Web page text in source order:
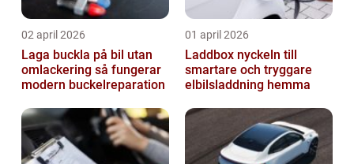
02 april 2026
Laga buckla på bil utan
omlackering så fungerar
modern buckelreparation
01 april 2026
Laddbox nyckeln till
smartare och tryggare
elbilsladdning hemma